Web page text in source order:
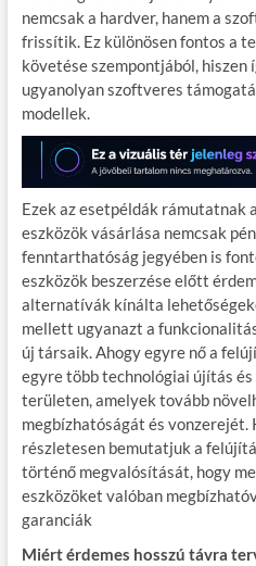
nemcsak a hardver, hanem a
frissítik. Ez különösen fontos a
követése szempontjából,
ugyanolyan szoftveres
modellek.
Ezek az esetpéldák rámutatnak
eszközök vásárlása nemcsak
fenntarthatóság jegyében is
eszközök beszerzése előtt
alternatívák kínálta
mellett ugyanazt a
új társaik. Ahogy egyre nő a
egyre több technológiai újítás
területen, amelyek tovább
megbízhatóságát és vonzerejét.
részletesen bemutatjuk a
történő megvalósítását, hogy
eszközöket valóban
garanciák
Miért érdemes hosszú távra